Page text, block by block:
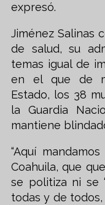
expresó.
Jiménez Salinas
de salud, su
temas igual de
en el que de
Estado, los 38
la Guardia
mantiene
“Aquí
Coahuila, que
se politiza ni se
todas y de